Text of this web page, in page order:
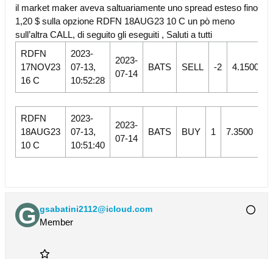
il market maker aveva saltuariamente uno spread esteso fino
1,20 $ sulla opzione RDFN 18AUG23 10 C un pò meno
sull’altra CALL, di seguito gli eseguiti , Saluti a tutti
RDFN
17NOV23
16 C
2023-
07-13,
10:52:28
2023-
07-14
BATS SELL -2 4.1500
RDFN
18AUG23
10 C
2023-
07-13,
10:51:40
2023-
07-14
BATS BUY 1 7.3500
gsabatini2112@icloud.com
Member